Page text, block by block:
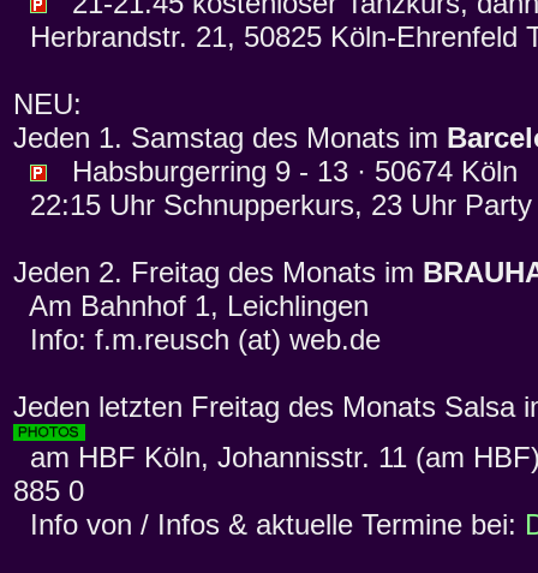
Herbrandstr. 21, 50825 Köln-Ehrenfeld
NEU:
Jeden 1. Samstag des Monats im
Habsburgerring 9 - 13 · 50674 Köln
22:15 Uhr Schnupperkurs, 23 Uhr Party
Jeden 2. Freitag des Monats im
Am Bahnhof 1, Leichlingen
Info: f.m.reusch (at) web.de
Jeden letzten Freitag des Monats Salsa
am HBF Köln, Johannisstr. 11 (am
885 0
Info von / Infos & aktuelle Termine bei: